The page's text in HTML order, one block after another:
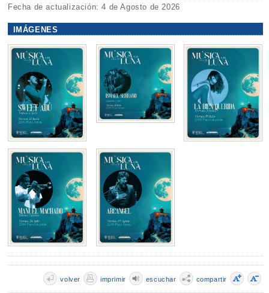
Fecha de actualización: 4 de Agosto de 2026
IMÁGENES
compartir
escuchar
imprimir
volver